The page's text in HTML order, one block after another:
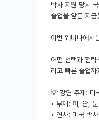
박사 지원 당시
졸업을 앞둔 지
이번 웨비나에서
어떤 선택과 전
리고 빠른 졸업
💡 강연 주제: 미
• 부제: 피, 땀, 눈
• 연사: 미국 박